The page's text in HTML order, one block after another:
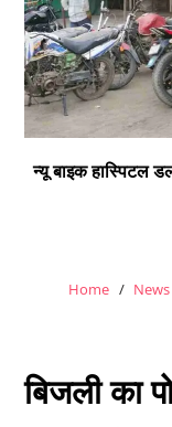
न्यू बाइक हास्पिटल
Home
बिजली का